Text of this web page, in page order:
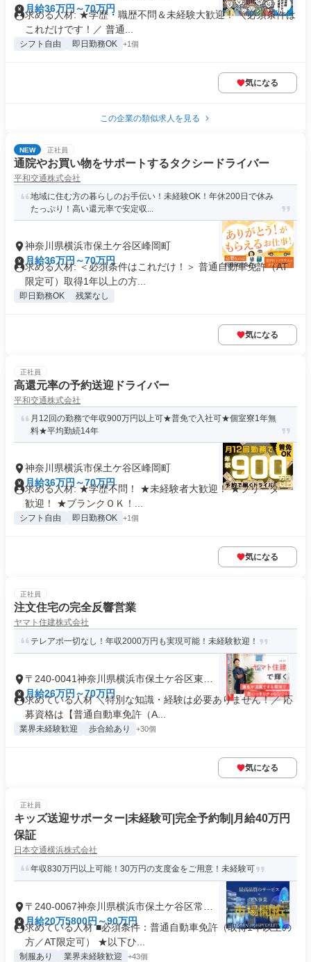
月給36万円～70万円
求める人材: ★学歴・職歴不問＆未経験大歓迎！ ＼必須条件は
これだけです！／ 普通...
シフト自由 即日勤務OK +1個
気になる
この企業の類似求人を見る
NEW 正社員
通院やお買い物をサポートするタクシードライバー
平和交通株式会社
地域に住む方の暮らしのお手伝い！未経験OK！年休200日で休み
たっぷり！高い還元率で安定収...
神奈川県横浜市保土ケ谷区峰岡町
月給36万円～70万円
求める人材: ＜必須条件はこれだけ！＞ 普通自動車免許（AT
限定可）取得1年以上の方...
即日勤務OK 残業なし
気になる
正社員
高還元率の予約送迎ドライバー
平和交通株式会社
月12回の勤務で年収900万円以上可★普免で入社可★個室寮1年無
料★平均勤続14年
神奈川県横浜市保土ケ谷区峰岡町
月給36万円～70万円
求める人材: ★学歴不問！ ★未経験者大歓迎！ ★フリーター
歓迎！ ★ブランクＯＫ！...
シフト自由 即日勤務OK +1個
気になる
正社員
注文住宅の完全反響営業
ヤマト住建株式会社
テレアポ一切なし！年収2000万円も実現可能！未経験歓迎！
〒240-0041神奈川県横浜市保土ケ谷区東川
島町
月給26万円～70万円
求めている人材 ＼特別な知識・経験は必要ありません！／ 応
募資格は【普通自動車免許（A...
業界未経験歓迎 歩合給あり +30個
気になる
正社員
キッズ送迎サポーター|未経験可|完全予約制|月給40万円
保証
日本交通横浜株式会社
年収830万円以上可能！30万円の支度金をご用意！未経験可
〒240-0067神奈川県横浜市保土ケ谷区常盤
台
月給20万5800円～90万円
求めている人材 ■必須条件：普通自動車免許（取得1年以上の
方／AT限定可） ★以下ひ...
制服あり 業界未経験歓迎 +43個